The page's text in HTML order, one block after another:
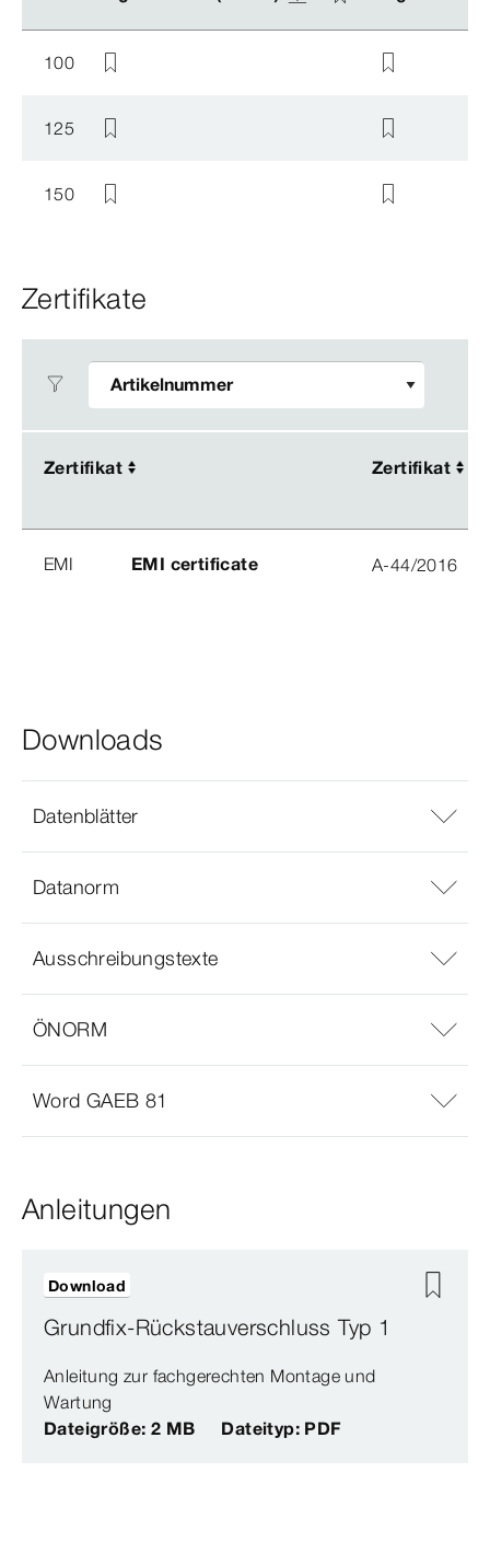
100
125
150
Zertifikate
Zertifikat Zertifikat
Zertifikat Zertifikat
EMI EMI certificate A-44/2016
Downloads
Datenblätter
Datanorm
Ausschreibungstexte
ÖNORM
Word GAEB 81
Anleitungen
Grundfix-Rückstauverschluss Typ 1
Anleitung zur fachgerechten Montage und
Wartung
Dateigröße: 2 MB
Dateityp: PDF
Download